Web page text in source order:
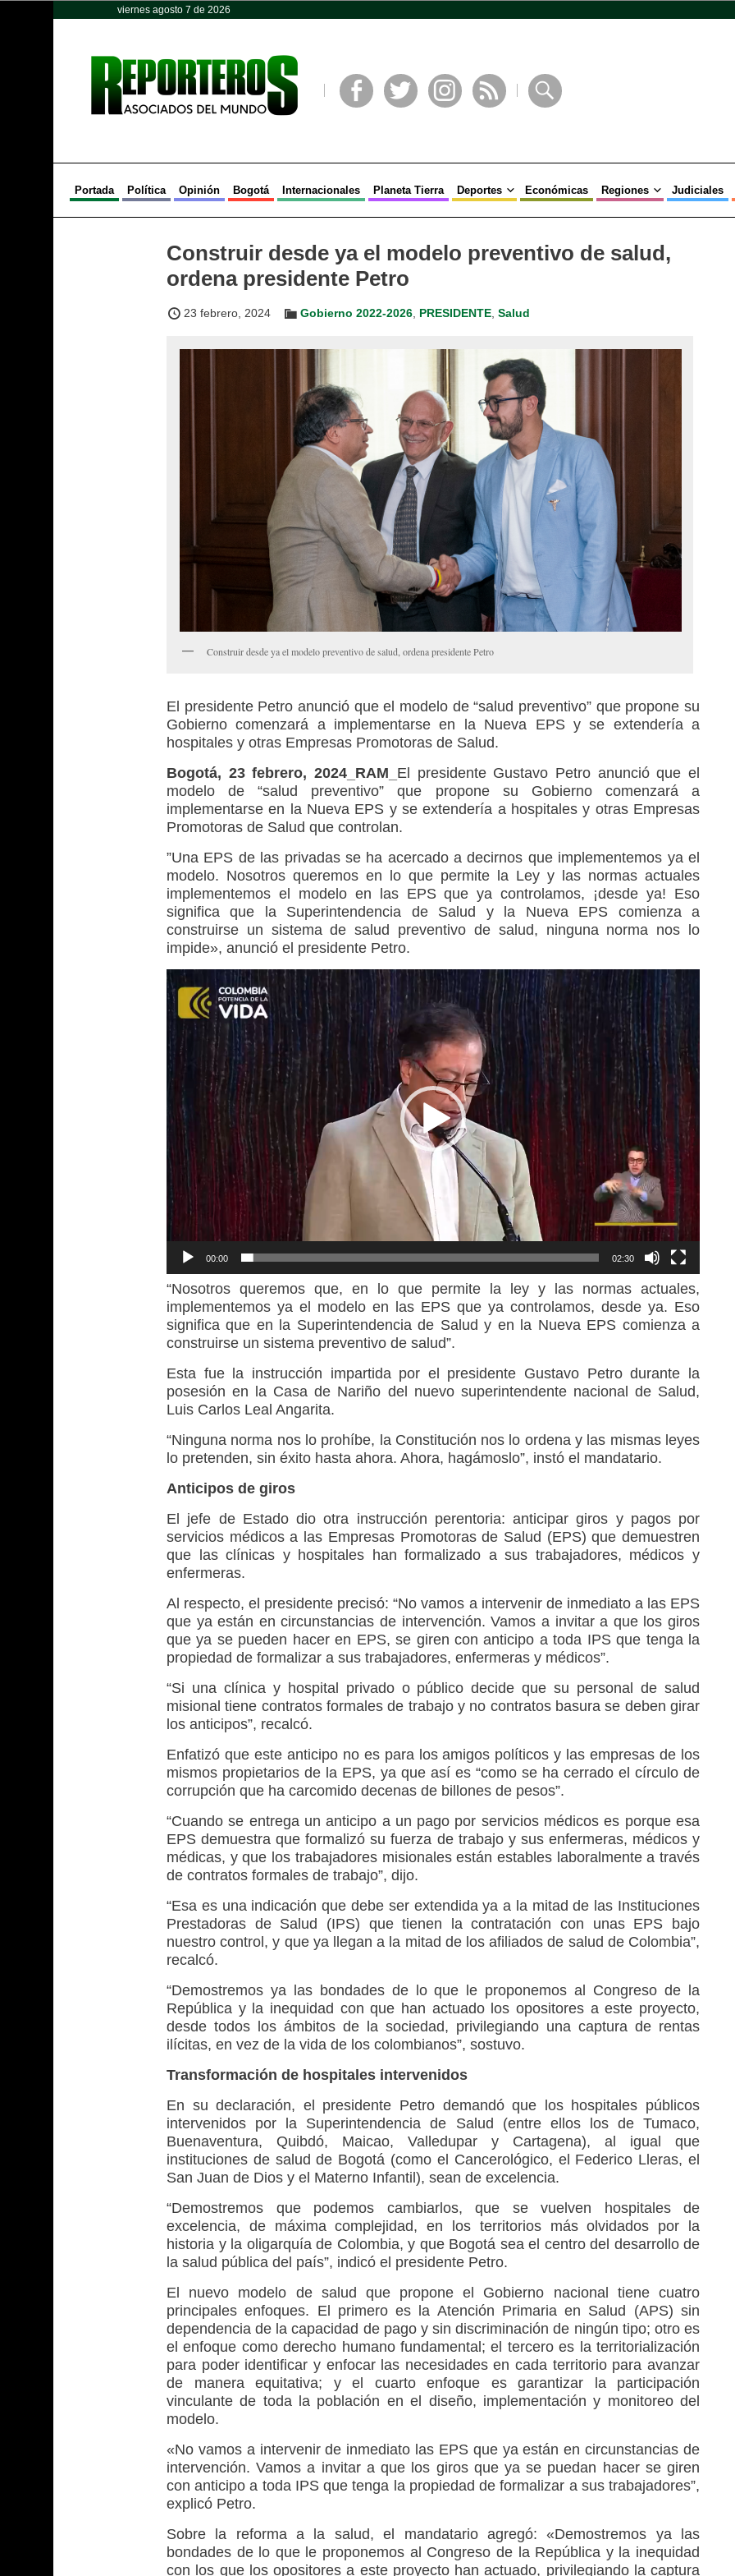
viernes agosto 7 de 2026
Portada Política Opinión Bogotá Internacionales Planeta Tierra Deportes Económicas Regiones Judiciales
Construir desde ya el modelo preventivo de salud,
ordena presidente Petro
23 febrero, 2024 Gobierno 2022-2026 PRESIDENTE Salud
Construir desde ya el modelo preventivo de salud, ordena presidente Petro
El presidente Petro anunció que el modelo de “salud preventivo” que propone su
Gobierno comenzará a implementarse en la Nueva EPS y se extendería a
hospitales y otras Empresas Promotoras de Salud.
Bogotá, 23 febrero, 2024_RAM_ El presidente Gustavo Petro anunció que el
modelo de “salud preventivo” que propone su Gobierno comenzará a
implementarse en la Nueva EPS y se extendería a hospitales y otras Empresas
Promotoras de Salud que controlan.
”Una EPS de las privadas se ha acercado a decirnos que implementemos ya el
modelo. Nosotros queremos en lo que permite la Ley y las normas actuales
implementemos el modelo en las EPS que ya controlamos, ¡desde ya! Eso
significa que la Superintendencia de Salud y la Nueva EPS comienza a
construirse un sistema de salud preventivo de salud, ninguna norma nos lo
impide», anunció el presidente Petro.
Reproductor
de
vídeo
00:00 02:30
“Nosotros queremos que, en lo que permite la ley y las normas actuales,
implementemos ya el modelo en las EPS que ya controlamos, desde ya. Eso
significa que en la Superintendencia de Salud y en la Nueva EPS comienza a
construirse un sistema preventivo de salud”.
Esta fue la instrucción impartida por el presidente Gustavo Petro durante la
posesión en la Casa de Nariño del nuevo superintendente nacional de Salud,
Luis Carlos Leal Angarita.
“Ninguna norma nos lo prohíbe, la Constitución nos lo ordena y las mismas leyes
lo pretenden, sin éxito hasta ahora. Ahora, hagámoslo”, instó el mandatario.
Anticipos de giros
El jefe de Estado dio otra instrucción perentoria: anticipar giros y pagos por
servicios médicos a las Empresas Promotoras de Salud (EPS) que demuestren
que las clínicas y hospitales han formalizado a sus trabajadores, médicos y
enfermeras.
Al respecto, el presidente precisó: “No vamos a intervenir de inmediato a las EPS
que ya están en circunstancias de intervención. Vamos a invitar a que los giros
que ya se pueden hacer en EPS, se giren con anticipo a toda IPS que tenga la
propiedad de formalizar a sus trabajadores, enfermeras y médicos”.
“Si una clínica y hospital privado o público decide que su personal de salud
misional tiene contratos formales de trabajo y no contratos basura se deben girar
los anticipos”, recalcó.
Enfatizó que este anticipo no es para los amigos políticos y las empresas de los
mismos propietarios de la EPS, ya que así es “como se ha cerrado el círculo de
corrupción que ha carcomido decenas de billones de pesos”.
“Cuando se entrega un anticipo a un pago por servicios médicos es porque esa
EPS demuestra que formalizó su fuerza de trabajo y sus enfermeras, médicos y
médicas, y que los trabajadores misionales están estables laboralmente a través
de contratos formales de trabajo”, dijo.
“Esa es una indicación que debe ser extendida ya a la mitad de las Instituciones
Prestadoras de Salud (IPS) que tienen la contratación con unas EPS bajo
nuestro control, y que ya llegan a la mitad de los afiliados de salud de Colombia”,
recalcó.
“Demostremos ya las bondades de lo que le proponemos al Congreso de la
República y la inequidad con que han actuado los opositores a este proyecto,
desde todos los ámbitos de la sociedad, privilegiando una captura de rentas
ilícitas, en vez de la vida de los colombianos”, sostuvo.
Transformación de hospitales intervenidos
En su declaración, el presidente Petro demandó que los hospitales públicos
intervenidos por la Superintendencia de Salud (entre ellos los de Tumaco,
Buenaventura, Quibdó, Maicao, Valledupar y Cartagena), al igual que
instituciones de salud de Bogotá (como el Cancerológico, el Federico Lleras, el
San Juan de Dios y el Materno Infantil), sean de excelencia.
“Demostremos que podemos cambiarlos, que se vuelven hospitales de
excelencia, de máxima complejidad, en los territorios más olvidados por la
historia y la oligarquía de Colombia, y que Bogotá sea el centro del desarrollo de
la salud pública del país”, indicó el presidente Petro.
El nuevo modelo de salud que propone el Gobierno nacional tiene cuatro
principales enfoques. El primero es la Atención Primaria en Salud (APS) sin
dependencia de la capacidad de pago y sin discriminación de ningún tipo; otro es
el enfoque como derecho humano fundamental; el tercero es la territorialización
para poder identificar y enfocar las necesidades en cada territorio para avanzar
de manera equitativa; y el cuarto enfoque es garantizar la participación
vinculante de toda la población en el diseño, implementación y monitoreo del
modelo.
«No vamos a intervenir de inmediato las EPS que ya están en circunstancias de
intervención. Vamos a invitar a que los giros que ya se puedan hacer se giren
con anticipo a toda IPS que tenga la propiedad de formalizar a sus trabajadores”,
explicó Petro.
Sobre la reforma a la salud, el mandatario agregó: «Demostremos ya las
bondades de lo que le proponemos al Congreso de la República y la inequidad
con los que los opositores a este proyecto han actuado, privilegiando la captura
Opinión Política